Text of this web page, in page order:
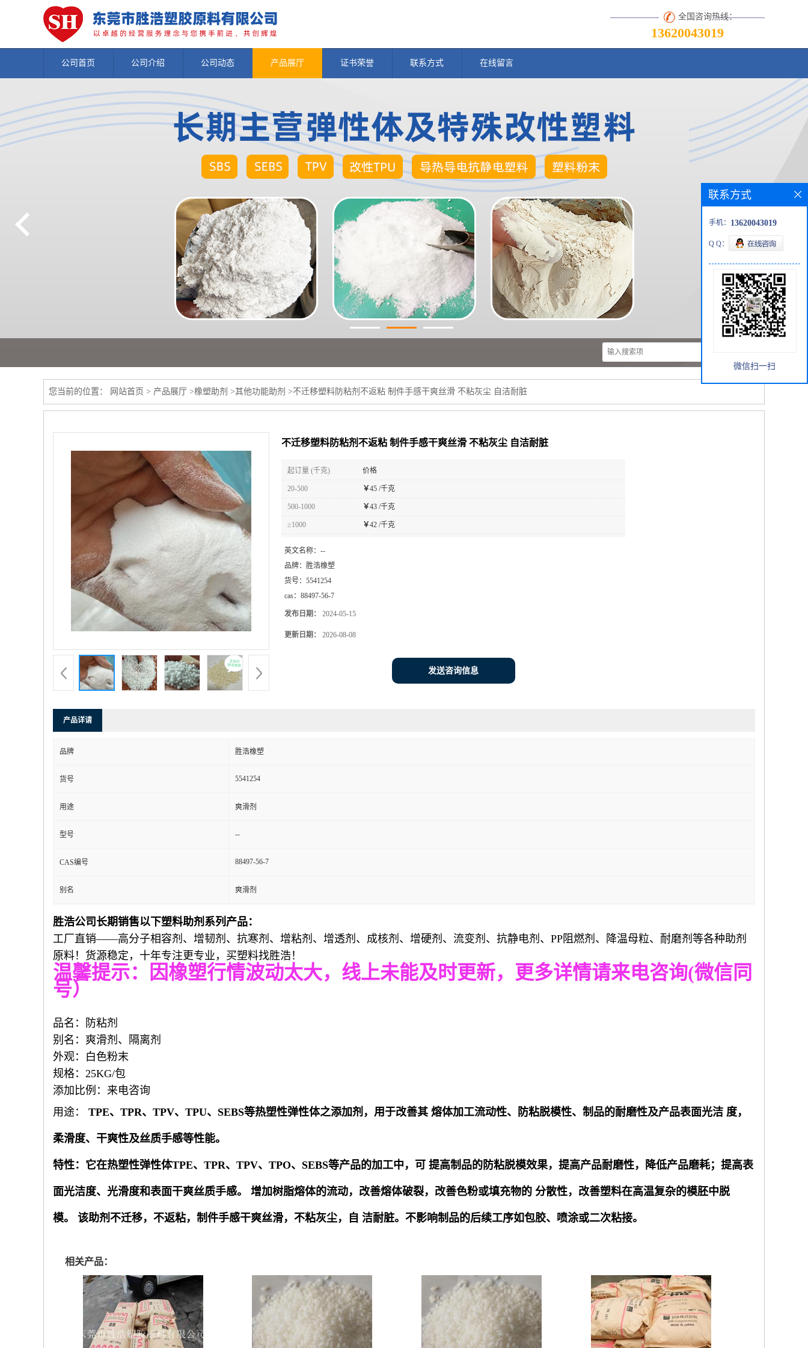
全国咨询热线：
13620043019
公司首页 公司介绍 公司动态 产品展厅 证书荣誉 联系方式 在线留言
您当前的位置： 网站首页 > 产品展厅 >橡塑助剂 >其他功能助剂 >不迁移塑料防粘剂不返粘 制件手感干爽丝滑 不粘灰尘 自洁耐脏
不迁移塑料防粘剂不返粘 制件手感干爽丝滑 不粘灰尘 自洁耐脏
起订量 (千克) 价格
20-500 ￥45 /千克
500-1000 ￥43 /千克
≥1000 ￥42 /千克
英文名称： --
品牌： 胜浩橡塑
货号： 5541254
cas： 88497-56-7
发布日期： 2024-05-15
更新日期： 2026-08-08
发送咨询信息
产品详请
品牌 胜浩橡塑
货号 5541254
用途 爽滑剂
型号 --
CAS编号 88497-56-7
别名 爽滑剂
胜浩公司 长期销售以下塑料助剂系列产品：
工厂直销——高分子相容剂、增韧剂、抗寒剂、增粘剂、增透剂、成核剂、增硬剂、流变剂、抗静电剂、PP阻燃剂、降温母粒、耐磨剂等各种助剂
原料！货源稳定，十年专注更专业，买塑料找胜浩！
温馨提示：因橡塑行情波动太大，线上未能及时更新， 更多详情请来电咨询(微信同
号）
品名：防粘剂
别名：爽滑剂、隔离剂
外观：白色粉末
规格：25KG/包
添加比例：来电咨询
用途：
TPE、 TPR、 TPV、 TPU、SEBS等热塑性弹性体之添加剂，用于改善其 熔体加工流动性、防粘脱模性、制品的耐磨性及产品表面光洁 度，
柔滑度、干爽性及丝质手感等性能。
特性： 它在热塑性弹性体TPE、 TPR、 TPV、 TPO、SEBS等产品的加工中，可 提高制品的防粘脱模效果，提高产品耐磨性，降低产品磨耗；提高表
面光洁度、光滑度和表面干爽丝质手感。 增加树脂熔体的流动，改善熔体破裂，改善色粉或填充物的 分散性，改善塑料在高温复杂的模胚中脱
模。 该助剂不迁移，不返粘，制件手感干爽丝滑，不粘灰尘，自 洁耐脏。不影响制品的后续工序如包胶、喷涂或二次粘接。
相关产品：
联系方式
手机： 13620043019
Q Q：
微信扫一扫